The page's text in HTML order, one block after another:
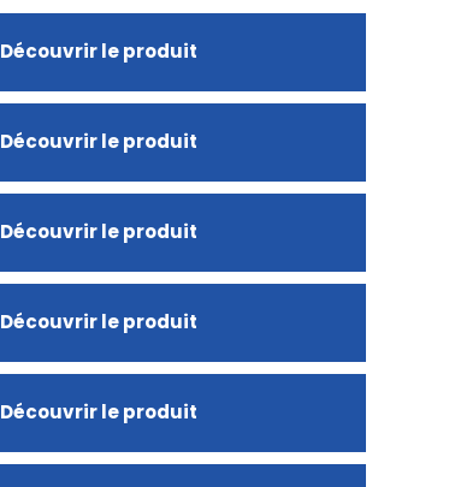
Découvrir le produit
Découvrir le produit
Découvrir le produit
Découvrir le produit
Découvrir le produit